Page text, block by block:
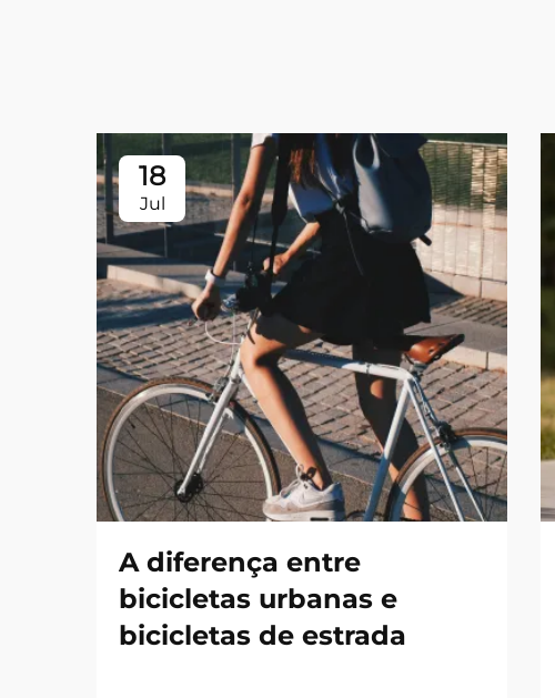
18
Jul
A diferença entre
bicicletas urbanas e
bicicletas de estrada